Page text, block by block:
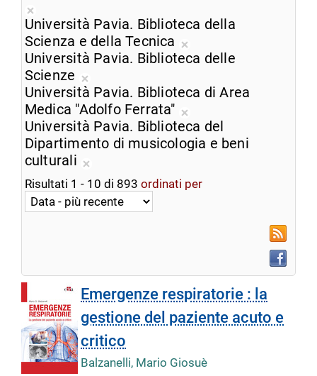
ricerca
corrente
Rimuovi
dalla
ricerca
corrente
Università Pavia. Biblioteca della
Scienza e della Tecnica
Rimuovi
ricerca
corrente
Università Pavia. Biblioteca delle
Scienze
Rimuovi
dalla
ricerca
corrente
Università Pavia. Biblioteca di Area
Medica "Adolfo Ferrata"
Rimuovi
dalla
Università Pavia. Biblioteca del
Dipartimento di musicologia e beni
culturali
Rimuovi
dalla
ricerca
Risultati 1 - 10 di 893 ordinati per
RSS
Emergenze respiratorie : la
gestione del paziente acuto e
critico
Balzanelli, Mario Giosuè